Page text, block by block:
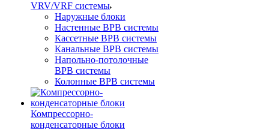
VRV/VRF системы
Наружные блоки
Настенные ВРВ системы
Кассетные ВРВ системы
Канальные ВРВ системы
Напольно-потолочные
ВРВ системы
Колонные ВРВ системы
Компрессорно-
конденсаторные блоки